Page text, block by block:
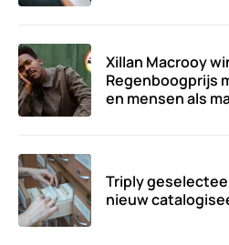
Xillan Macrooy
Regenboogprijs
en mensen als
Triply
nieuw